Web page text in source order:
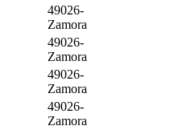
49026-
Zamora
49026-
Zamora
49026-
Zamora
49026-
Zamora